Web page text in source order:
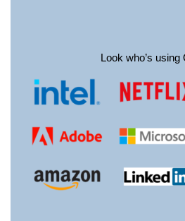
Look who’s using